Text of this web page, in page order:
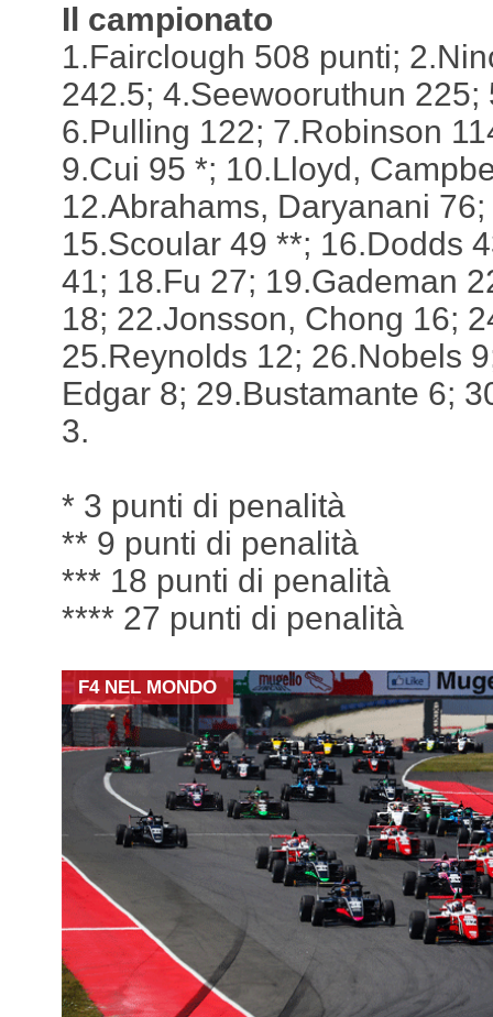
Il campionato
1.Fairclough 508 punti;
242.5; 4.Seewooruthun 225;
6.Pulling 122; 7.Robinson
9.Cui 95 *; 10.Lloyd,
12.Abrahams, Daryanani
15.Scoular 49 **; 16.Dodds
41; 18.Fu 27; 19.Gademan
18; 22.Jonsson, Chong 16;
25.Reynolds 12; 26.Nobels
Edgar 8; 29.Bustamante 6;
3.
* 3 punti di penalità
** 9 punti di penalità
*** 18 punti di penalità
**** 27 punti di penalità
F4 NEL MONDO